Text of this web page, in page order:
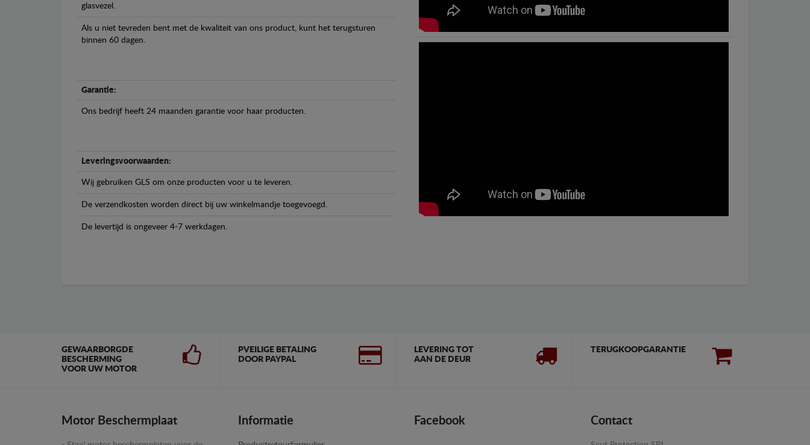
glasvezel.
Als u niet tevreden bent met de kwaliteit van ons product, kunt het terugsturen
binnen 60 dagen.
Garantie:
Ons bedrijf heeft 24 maanden garantie voor haar producten.
Leveringsvoorwaarden:
Wij gebruiken GLS om onze producten voor u te leveren.
De verzendkosten worden direct bij uw winkelmandje toegevoegd.
De levertijd is ongeveer 4-7 werkdagen.
GEWAARBORGDE
BESCHERMING
VOOR UW MOTOR
PVEILIGE BETALING
DOOR PAYPAL
LEVERING TOT
AAN DE DEUR
TERUGKOOPGARANTIE
Motor Beschermplaat Informatie Facebook Contact